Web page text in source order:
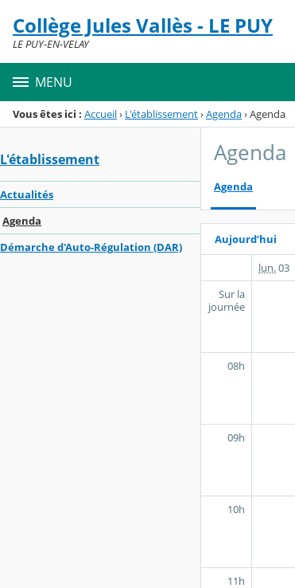
Menu de la rubrique
Contenu
Collège Jules Vallès - LE PUY
LE PUY-EN-VELAY
MENU
Vous êtes ici : Accueil› L'établissement›Agenda›Agenda
L'établissement
Actualités
Agenda
Démarche d'Auto-Régulation (DAR)
Agenda
Agenda
Aujourd’hui
lun.03
Sur la
journée
08h
09h
10h
11h